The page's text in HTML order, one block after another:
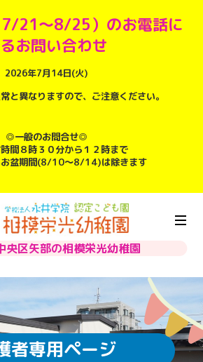
7/21～8/25）のお電話に
お問い合わせ
2026年7月14日(火)
と異なりますので、ご注意ください。
◎一般のお問合せ◎
間８時３０分から１２時まで
盆期間(8/10～8/14)は除きます
央区矢部の相模栄光幼稚園
者専用ページ